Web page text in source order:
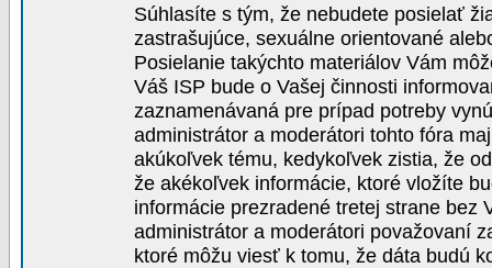
Súhlasíte s tým, že nebudete posielať
zastrašujúce, sexuálne orientované
Posielanie takýchto materiálov Vám
Váš ISP bude o Vašej činnosti
zaznamenávaná pre prípad potreby
administrátor a moderátori tohto fóra
akúkoľvek tému, kedykoľvek zistia, že
že akékoľvek informácie, ktoré vložíte
informácie prezradené tretej strane bez
administrátor a moderátori považovaní
ktoré môžu viesť k tomu, že dáta budú